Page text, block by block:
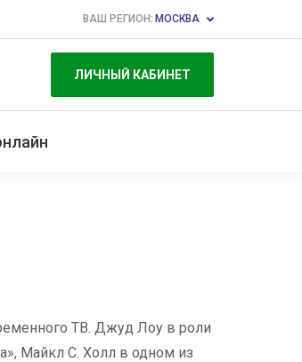
ВАШ РЕГИОН: МОСКВА
ЛИЧНЫЙ КАБИНЕТ
ТВ. Джуд Лоу в роли
Майкл С. Холл в одном из